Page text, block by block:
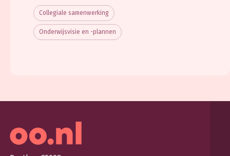
Collegiale samenwerking
Onderwijsvisie en -plannen